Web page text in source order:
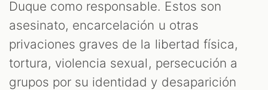
Duque como responsable. Estos son
asesinato, encarcelación u otras
privaciones graves de la libertad física,
tortura, violencia sexual, persecución a
grupos por su identidad y desaparición